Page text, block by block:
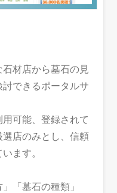
石材店から墓石の見
できるポータルサ
可能、登録されて
店のみとし、信頼
ます。
「墓石の種類」